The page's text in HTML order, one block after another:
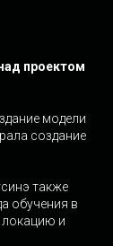
проектом
модели
создание
также
обучения в
локацию и